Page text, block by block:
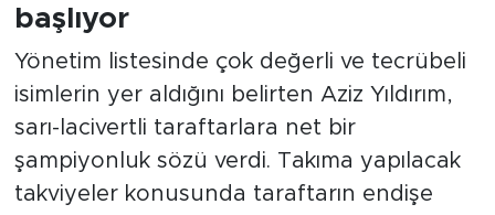
başlıyor
Yönetim listesinde çok değerli ve tecrübeli
isimlerin yer aldığını belirten Aziz Yıldırım,
sarı-lacivertli taraftarlara net bir
şampiyonluk sözü verdi. Takıma yapılacak
takviyeler konusunda taraftarın endişe